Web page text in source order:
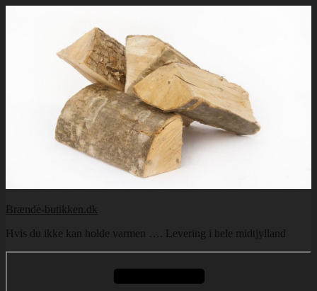
Brænde-butikken.dk
Hvis du ikke kan holde varmen …. Levering i hele midtjylland